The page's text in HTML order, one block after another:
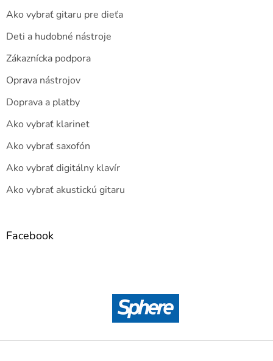
Ako vybrať gitaru pre dieťa
Deti a hudobné nástroje
Zákaznícka podpora
Oprava nástrojov
Doprava a platby
Ako vybrať klarinet
Ako vybrať saxofón
Ako vybrať digitálny klavír
Ako vybrať akustickú gitaru
Facebook